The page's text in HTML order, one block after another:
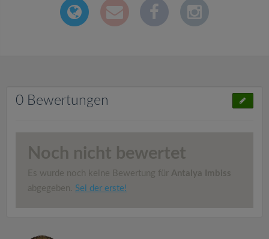
0 Bewertungen
Noch nicht bewertet
Es wurde noch keine Bewertung für Antalya Imbiss
abgegeben. Sei der erste!